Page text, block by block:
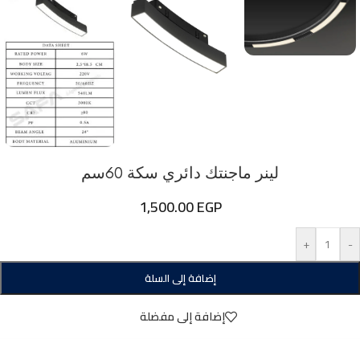
لينر ماجنتك دائري سكة 60سم
1,500.00EGP
-
+
إضافة إلى السلة
إضافة إلى مفضلة